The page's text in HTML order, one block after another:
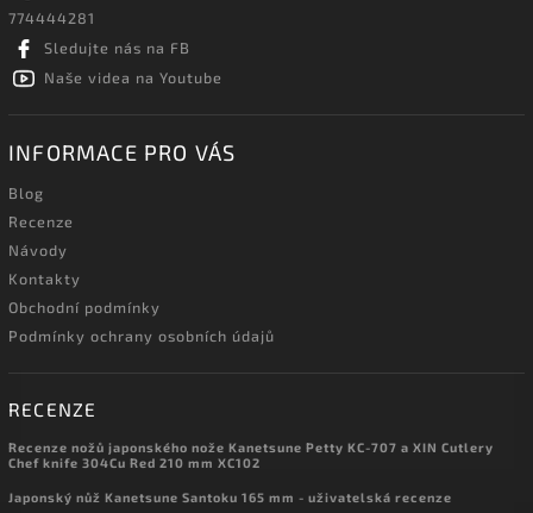
774444281
Sledujte nás na FB
Naše videa na Youtube
INFORMACE PRO VÁS
Blog
Recenze
Návody
Kontakty
Obchodní podmínky
Podmínky ochrany osobních údajů
RECENZE
Recenze nožů japonského nože Kanetsune Petty KC-707 a XIN Cutlery
Chef knife 304Cu Red 210 mm XC102
Japonský nůž Kanetsune Santoku 165 mm - uživatelská recenze